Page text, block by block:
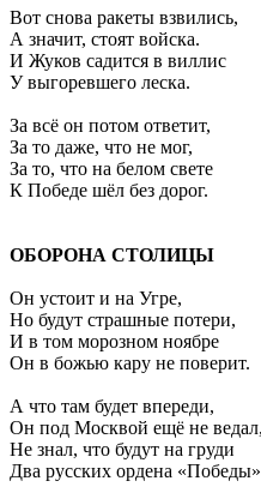
Вот снова ракеты взвились,
А значит, стоят войска.
И Жуков садится в виллис
У выгоревшего леска.
За всё он потом ответит,
За то даже, что не мог,
За то, что на белом свете
К Победе шёл без дорог.
ОБОРОНА СТОЛИЦЫ
Он устоит и на Угре,
Но будут страшные потери,
И в том морозном ноябре
Он в божью кару не поверит.
А что там будет впереди,
Он под Москвой ещё не ведал,
Не знал, что будут на груди
Два русских ордена